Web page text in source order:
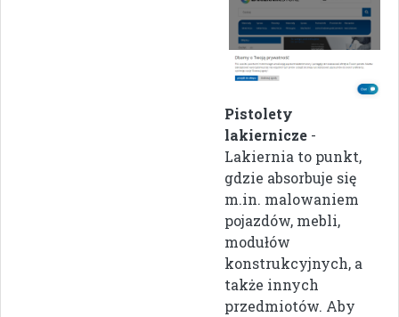
Pistolety
lakiernicze -
Lakiernia to punkt,
gdzie absorbuje się
m.in. malowaniem
pojazdów, mebli,
modułów
konstrukcyjnych, a
także innych
przedmiotów. Aby